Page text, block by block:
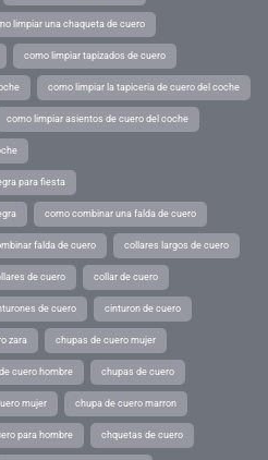
limpiar una chaqueta de cuero
como limpiar tapizados de cuero
como limpiar la tapiceria de cuero del coche
como limpiar asientos de cuero del coche
para fiesta
como combinar una falda de cuero
falda de cuero collares largos de cuero
de cuero collar de cuero
de cuero cinturon de cuero
zara chupas de cuero mujer
cuero hombre chupas de cuero
mujer chupa de cuero marron
para hombre chquetas de cuero